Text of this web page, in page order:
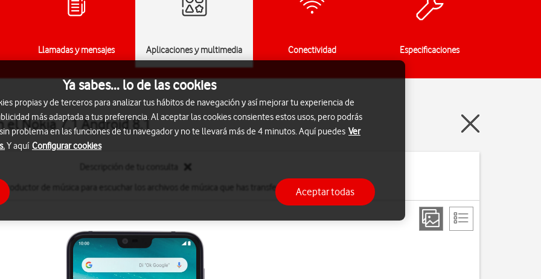
Llamadas y mensajes Aplicaciones y multimedia Conectividad Especificaciones
Nokia 7.1 Android 8.1
de música para escuchar los archivos de música que has transferido a tu teléfono.
Ya sabes... lo de las cookies
propias y de terceros para analizar tus hábitos de navegación y así mejorar tu experiencia de
más adaptada a tus preferencia. Al aceptar las cookies consientes estos usos, pero podrás
problema en las funciones de tu navegador y no te llevará más de 4 minutos. Aquí puedes Ver
Y aquí Configurar cookies
Aceptar todas